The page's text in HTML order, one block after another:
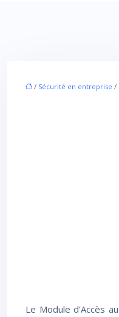
/ Sécurité en entreprise /
Le Module d’Accès